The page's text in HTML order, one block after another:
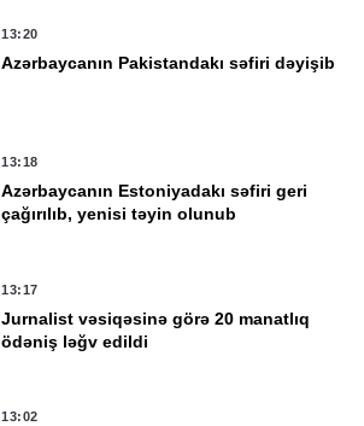
13:20
Azərbaycanın Pakistandakı səfiri dəyişib
13:18
Azərbaycanın Estoniyadakı səfiri geri
çağırılıb, yenisi təyin olunub
13:17
Jurnalist vəsiqəsinə görə 20 manatlıq
ödəniş ləğv edildi
13:02